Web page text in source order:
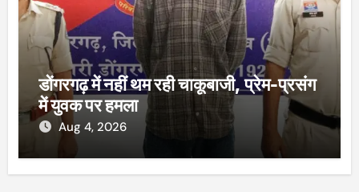
डोंगरगढ़ में नहीं थम रही चाकूबाजी, प्रेम-प्रसंग
में युवक पर हमला
Aug 4, 2026